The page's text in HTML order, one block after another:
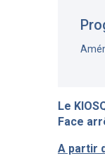
Le
Face
A partir